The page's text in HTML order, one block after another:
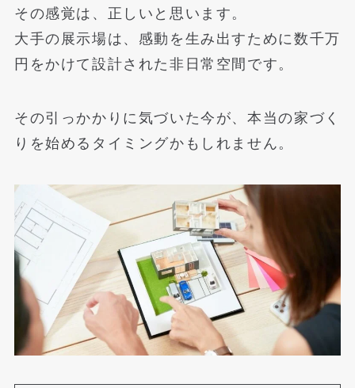
その感覚は、正しいと思います。
大手の展示場は、感動を生み出すために数千万
円をかけて設計された非日常空間です。
その引っかかりに気づいた今が、本当の家づく
りを始めるタイミングかもしれません。